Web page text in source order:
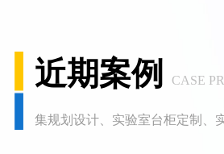
近期案例 CASE
集规划设计、实验室台柜定制、